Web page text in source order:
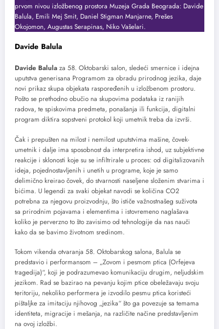
prvom nivou izložbenog prostora Muzeja Grada Beograda: Davide
Balula, Emili Mej Smit, Daniel Stigman Manjarne, Prešes
Okojomon, Augustas Serapinas, Niko Vašelari.
Davide Balula
Davide Balula za 58. Oktobarski salon, sledeći smernice i idejna
uputstva generisana Programom za obradu prirodnog jezika, daje
novi prikaz skupa objekata raspoređenih u izložbenom prostoru.
Pošto se prethodno obučio na skupovima podataka iz ranijih
radova, te spiskovima predmeta, ponašanja ili funkcija, digitalni
program diktira sopstveni protokol koji umetnik treba da izvrši.
Čak i prepušten na milost i nemilost uputstvima mašine, čovek-
umetnik i dalje ima sposobnost da interpretira ishod, uz subjektivne
reakcije i sklonosti koje su se infiltrirale u proces: od digitalizovanih
ideja, pojednostavljenih i unetih u programe, koje je samo
delimično kreirao čovek, do stvarnosti naseljene složenim stvarima i
bićima. U legendi za svaki objekat navodi se količina CO2
potrebna za njegovu proizvodnju, što ističe važnostnašeg suživota
sa prirodnim pojavama i elementima i istovremeno naglašava
koliko je perverzno to što zavisimo od tehnologije da nas nauči
kako da se bavimo životnom sredinom.
Tokom vikenda otvaranja 58. Oktobarskog salona, Balula se
predstavio i performansom – „Zovom i pesmom ptica (Orfejeva
tragedija)“, koji je podrazumevao komunikaciju drugim, neljudskim
jezikom. Rad se bazirao na pevanju kojim ptice obeležavaju svoju
teritoriju, nekoliko performera je izvodilo pesmu ptica koristeći
pištaljke za imitaciju njihovog „jezika“ što ga povezuje sa temama
identiteta, migracije i mešanja, na različite načine predstavljenim
na ovoj izložbi.